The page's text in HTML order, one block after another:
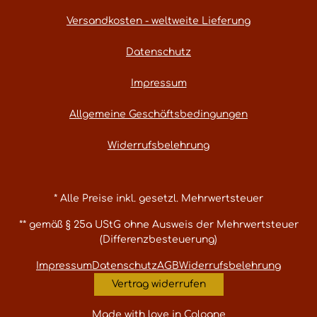
Versandkosten - weltweite Lieferung
Datenschutz
Impressum
Allgemeine Geschäftsbedingungen
Widerrufsbelehrung
* Alle Preise inkl. gesetzl. Mehrwertsteuer
** gemäß § 25a UStG ohne Ausweis der Mehrwertsteuer
(Differenzbesteuerung)
ImpressumDatenschutzAGBWiderrufsbelehrung
Vertrag widerrufen
Made with love in Cologne